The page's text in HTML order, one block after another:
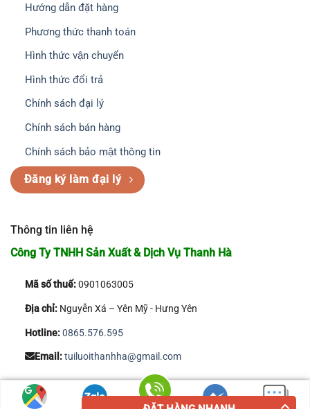
Hướng dẫn đặt hàng
Phương thức thanh toán
Hình thức vận chuyển
Hình thức đổi trả
Chính sách đại lý
Chính sách bán hàng
Chính sách bảo mật thông tin
Đăng ký làm đại lý
Thông tin liên hệ
Công Ty TNHH Sản Xuất & Dịch Vụ Thanh Hà
Mã số thuế:0901063005
Địa chỉ:Nguyễn Xá – Yên Mỹ - Hưng Yên
Hotline:0865.576.595
Email:tuiluoithanhha@gmail.com
Copyright 2026 © Công Ty TNHH Sản Xuất & Dịch Vụ Thanh Hà